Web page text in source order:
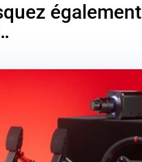
également